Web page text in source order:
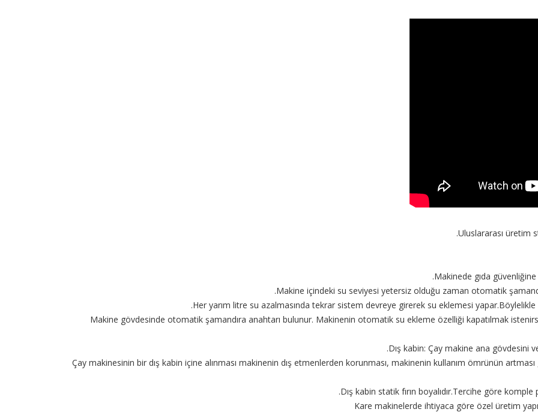
Uluslararası üretim
Makinede gıda
Makine içindeki su seviyesi yetersiz olduğu zaman otomatik
Her yarım litre su azalmasında tekrar sistem devreye girerek su eklemesi
Makine gövdesinde otomatik şamandıra anahtarı bulunur. Makinenin otomatik su ekleme özelliği kapatılmak
Dış kabin: Çay makine ana gövdesini
Çay makinesinin bir dış kabin içine alınması makinenin dış etmenlerden korunması, makinenin kullanım ömrünün
Dış kabin statik fırın boyalıdır.Tercihe göre
Kare makinelerde ihtiyaca göre özel üretim